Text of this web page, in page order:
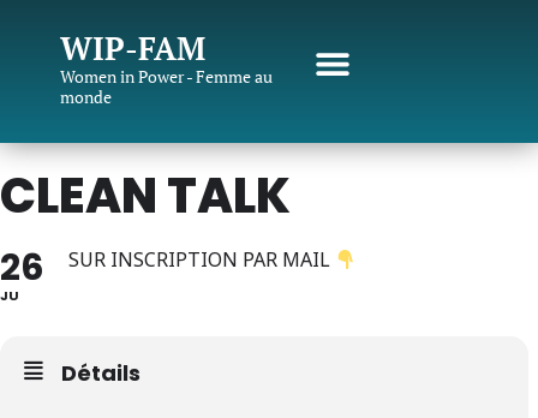
WIP-FAM
Women in Power - Femme au
monde
CLEAN TALK
26
JU
SUR INSCRIPTION PAR MAIL
Détails